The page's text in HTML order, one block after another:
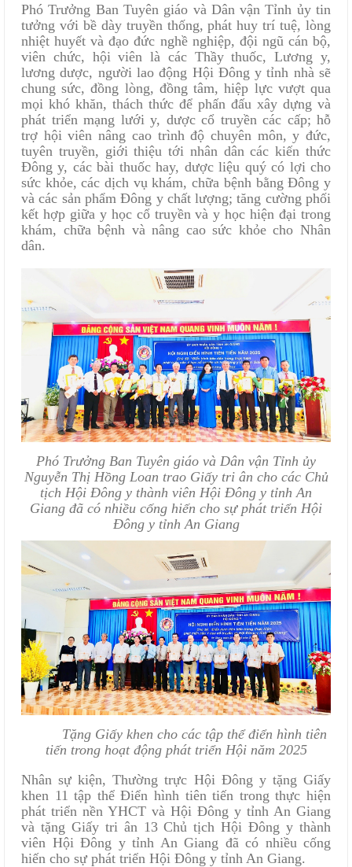
Phó Trưởng Ban Tuyên giáo và Dân vận Tỉnh ủy tin
tưởng với bề dày truyền thống, phát huy trí tuệ, lòng
nhiệt huyết và đạo đức nghề nghiệp, đội ngũ cán bộ,
viên chức, hội viên là các Thầy thuốc, Lương y,
lương dược, người lao động Hội Đông y tỉnh nhà sẽ
chung sức, đồng lòng, đồng tâm, hiệp lực vượt qua
mọi khó khăn, thách thức để phấn đấu xây dựng và
phát triển mạng lưới y, dược cổ truyền các cấp; hỗ
trợ hội viên nâng cao trình độ chuyên môn, y đức,
tuyên truyền, giới thiệu tới nhân dân các kiến thức
Đông y, các bài thuốc hay, dược liệu quý có lợi cho
sức khỏe, các dịch vụ khám, chữa bệnh bằng Đông y
và các sản phẩm Đông y chất lượng; tăng cường phối
kết hợp giữa y học cổ truyền và y học hiện đại trong
khám, chữa bệnh và nâng cao sức khỏe cho Nhân
dân.
Phó Trưởng Ban Tuyên giáo và Dân vận Tỉnh ủy
Nguyễn Thị Hồng Loan trao Giấy tri ân cho các Chủ
tịch Hội Đông y thành viên Hội Đông y tỉnh An
Giang đã có nhiều cống hiến cho sự phát triển Hội
Đông y tỉnh An Giang
Tặng Giấy khen cho các tập thể điển hình tiên
tiến trong hoạt động phát triển Hội năm 2025
Nhân sự kiện, Thường trực Hội Đông y tặng Giấy
khen 11tập thể Điển hình tiên tiến trong thực hiện
phát triển nền YHCT và Hội Đông y tỉnh An Giang
và tặng Giấy tri ân 13 Chủ tịch Hội Đông y thành
viên Hội Đông y tỉnh An Giang đã có nhiều cống
hiến cho sự phát triển Hội Đông y tỉnh An Giang.